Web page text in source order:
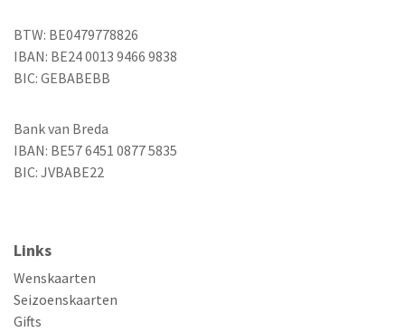
BTW: BE0479778826
IBAN: BE24 0013 9466 9838
BIC: GEBABEBB
Bank van Breda
IBAN: BE57 6451 0877 5835
BIC: JVBABE22
Links
Wenskaarten
Seizoenskaarten
Gifts